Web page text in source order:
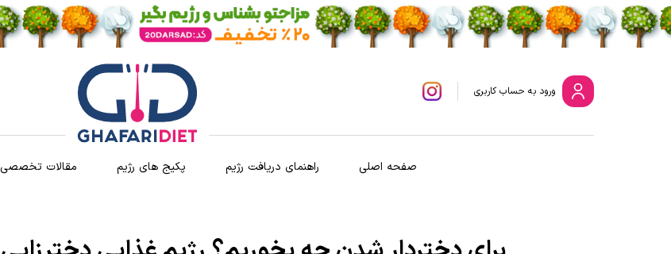
ورود به حساب کاربری
صفحه اصلی راهنمای دریافت رژیم پکیج های رژیم مقالات تخصصی